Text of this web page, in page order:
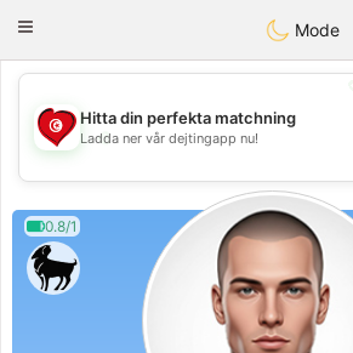
Tunisia Dating
Toggle
Mode
💖
💕
Hitta din perfekta matchning
Ladda ner vår dejtingapp nu!
0.8/1